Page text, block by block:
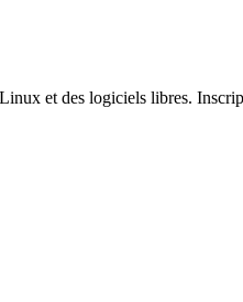
et des logiciels libres.